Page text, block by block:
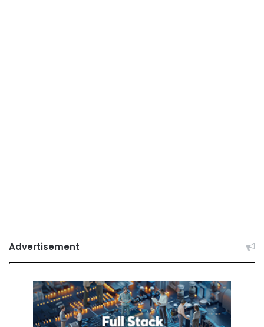
Advertisement